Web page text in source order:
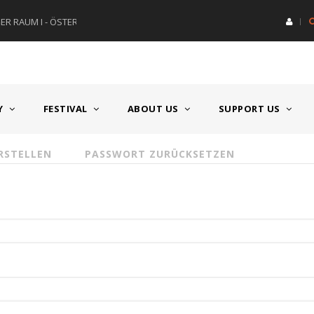
RAUM I - ÖSTERREICH HAUPTPREIS
FESTIVAL ABOUT US SUPPORT US
PASSWORT ZURÜCKSETZEN